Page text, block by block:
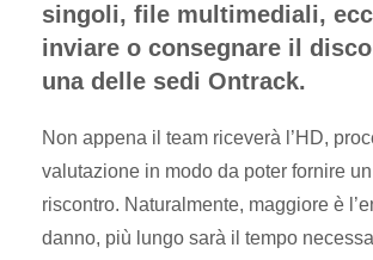
singoli, file multimediali,
inviare o consegnare il
una delle sedi Ontrack.
Non appena il team riceverà l’HD,
valutazione in modo da poter fornire
riscontro. Naturalmente, maggiore è
danno, più lungo sarà il tempo